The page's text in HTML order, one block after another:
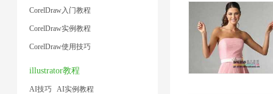
CorelDraw入门教程
CorelDraw实例教程
CorelDraw使用技巧
illustrator教程
AI技巧 AI实例教程